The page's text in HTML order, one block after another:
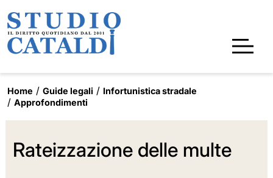
Home Guide legali
Infortunistica stradale
Approfondimenti
Rateizzazione delle multe